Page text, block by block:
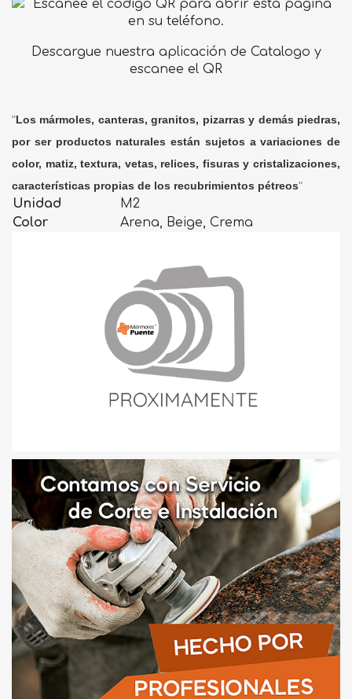
Descargue nuestra aplicación de Catalogo y
escanee el QR
"Los mármoles, canteras, granitos, pizarras y demás piedras,
por ser productos naturales están sujetos a variaciones de
color, matiz, textura, vetas, relices, fisuras y cristalizaciones,
características propias de los recubrimientos pétreos"
Unidad
M2
Color
Arena, Beige, Crema